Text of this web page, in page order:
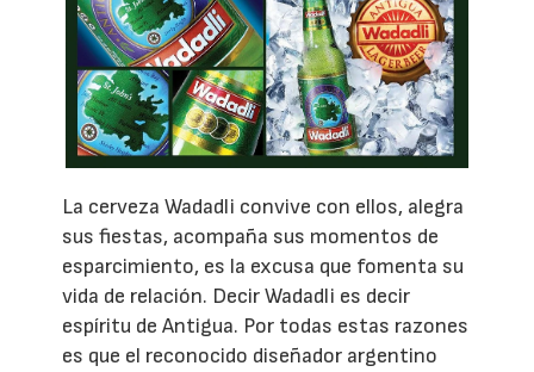
La cerveza Wadadli convive con ellos, alegra
sus fiestas, acompaña sus momentos de
esparcimiento, es la excusa que fomenta su
vida de relación. Decir Wadadli es decir
espíritu de Antigua. Por todas estas razones
es que el reconocido diseñador argentino